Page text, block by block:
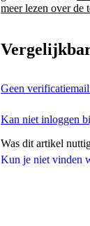
Kun je niet vinden
meer lezen over de
Geen
Kan niet inloggen
Was dit artikel